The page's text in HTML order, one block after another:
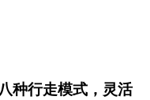
种行走模式，灵活